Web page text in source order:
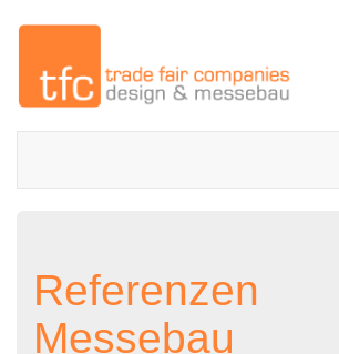
Referenzen
Messebau